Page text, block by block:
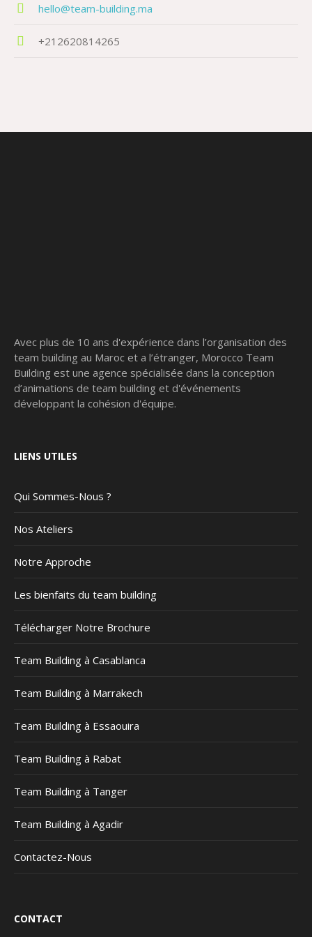
hello@team-building.ma
+212620814265
Avec plus de 10 ans d'expérience dans l’organisation des
team building au Maroc et a l’étranger, Morocco Team
Building est une agence spécialisée dans la conception
d’animations de team building et d'événements
développant la cohésion d'équipe.
LIENS UTILES
Qui Sommes-Nous ?
Nos Ateliers
Notre Approche
Les bienfaits du team building
Télécharger Notre Brochure
Team Building à Casablanca
Team Building à Marrakech
Team Building à Essaouira
Team Building à Rabat
Team Building à Tanger
Team Building à Agadir
Contactez-Nous
CONTACT